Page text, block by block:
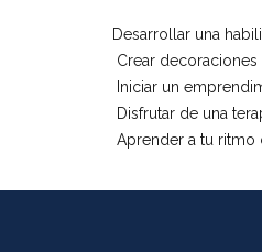
Desarrollar una
Crear
Iniciar un
Disfrutar de una
Aprender a tu ritmo